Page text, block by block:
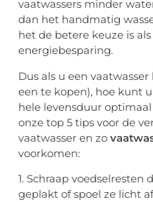
vaatwassers minder
dan het handmatig
het de betere keuze is
energiebesparing.
Dus als u een
een te kopen), hoe kunt
hele levensduur
onze top 5 tips voor de
vaatwasser en zo
voorkomen:
1. Schraap
geplakt of spoel ze licht